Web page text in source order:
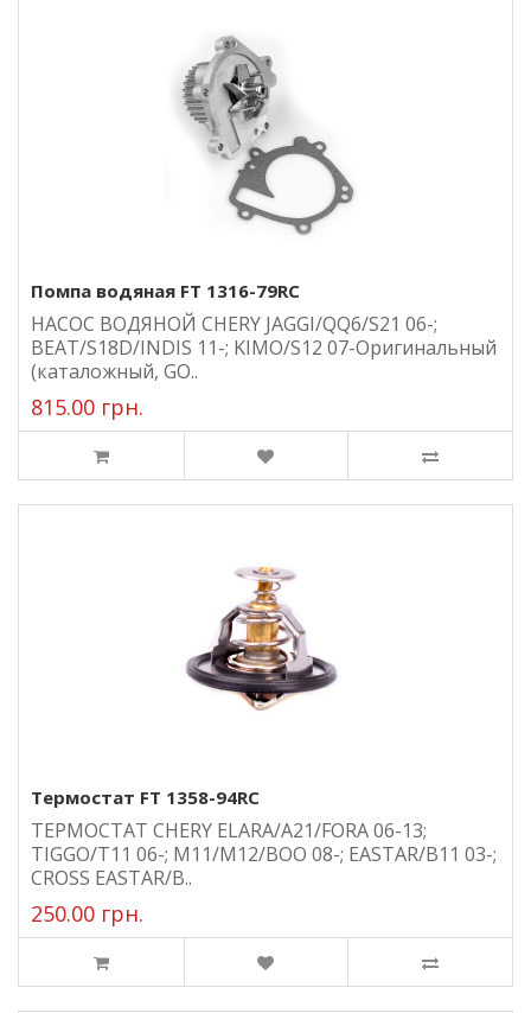
Помпа водяная FT 1316-79RC
НАСОС ВОДЯНОЙ CHERY JAGGI/QQ6/S21 06-;
BEAT/S18D/INDIS 11-; KIMO/S12 07-Оригинальный
(каталожный, GO..
815.00 грн.
Термостат FT 1358-94RC
ТЕРМОСТАТ CHERY ELARA/A21/FORA 06-13;
TIGGO/T11 06-; M11/M12/BOO 08-; EASTAR/B11 03-;
CROSS EASTAR/B..
250.00 грн.